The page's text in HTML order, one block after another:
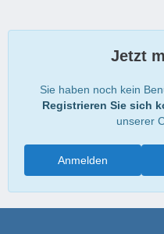
Jetzt
Sie haben noch kein
Registrieren Sie sich
unserer
Anmelden